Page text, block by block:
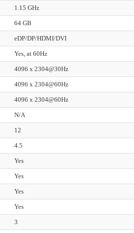
1.15 GHz
64 GB
eDP/DP/HDMI/DVI
Yes, at 60Hz
4096 x 2304@30Hz
4096 x 2304@60Hz
4096 x 2304@60Hz
N/A
12
4.5
Yes
Yes
Yes
Yes
3